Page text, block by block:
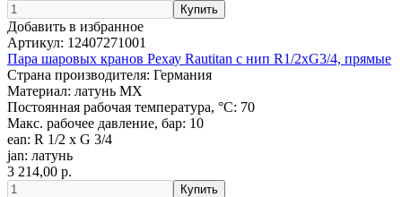
Добавить в избранное
Артикул: 12407271001
Пара шаровых кранов Рехау Rautitan с нип R1/2xG3/4, прямые
Страна производителя: Германия
Материал: латунь MX
Постоянная рабочая температура, °C: 70
Макс. рабочее давление, бар: 10
ean: R 1/2 x G 3/4
jan: латунь
3 214,00 р.